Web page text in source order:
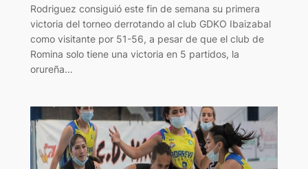
Rodriguez consiguió este fin de semana su primera
victoria del torneo derrotando al club GDKO Ibaizabal
como visitante por 51-56, a pesar de que el club de
Romina solo tiene una victoria en 5 partidos, la
orureña…